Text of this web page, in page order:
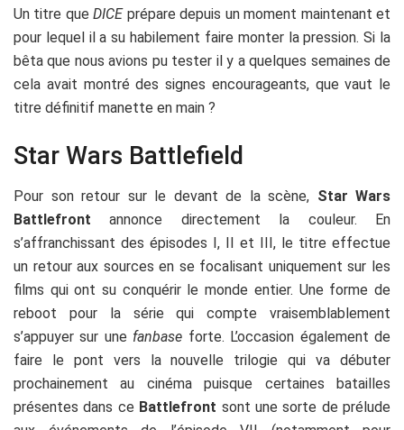
Un titre queDICEprépare depuis un moment maintenant et
pour lequel il a su habilement faire monter la pression. Si la
bêta que nous avions pu tester il y a quelques semaines de
cela avait montré des signes encourageants, que vaut le
titre définitif manette en main ?
Star Wars Battlefield
Pour son retour sur le devant de la scène, Star Wars
Battlefrontannonce directement la couleur. En
s’affranchissant des épisodes I, II et III, le titre effectue
un retour aux sources en se focalisant uniquement sur les
films qui ont su conquérir le monde entier. Une forme de
reboot pour la série qui compte vraisemblablement
s’appuyer sur une fanbase forte. L’occasion également de
faire le pont vers la nouvelle trilogie qui va débuter
prochainement au cinéma puisque certaines batailles
présentes dans ce Battlefront sont une sorte de prélude